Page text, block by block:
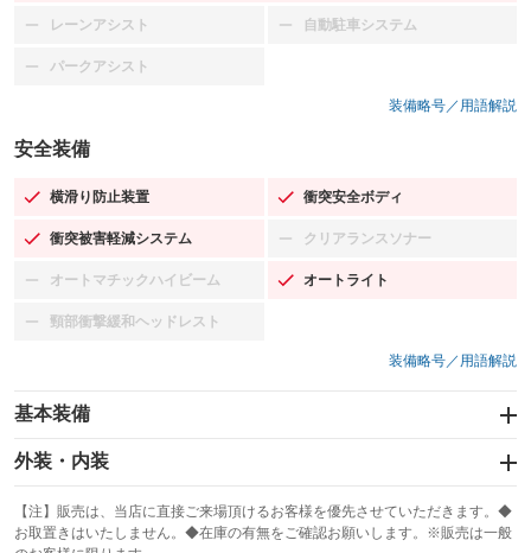
レーンアシスト
：装備なし 自動駐車システム
：装備なし
パークアシスト
：装備なし
装備略号／用語解説
安全装備
横滑り防止装置
：装備あり 衝突安全ボディ
：装備あり
衝突被害軽減システム
：装備あり クリアランスソナー
：装備なし
オートマチックハイビーム
：装備なし オートライト
：装備あり
頸部衝撃緩和ヘッドレスト
：装備なし
装備略号／用語解説
基本装備
エアバッグ：運転席/助手席
：装備あり
：装備あり
サンルーフ
：装備なし ABS
外装・内装
カーナビ：HDDナビ
：装備あり
TV：フルセグ
【注】販売は、当店に直接ご来場頂けるお客様を優先させていただきます。◆
お取置きはいたしません。◆在庫の有無をご確認お願いします。※販売は一般